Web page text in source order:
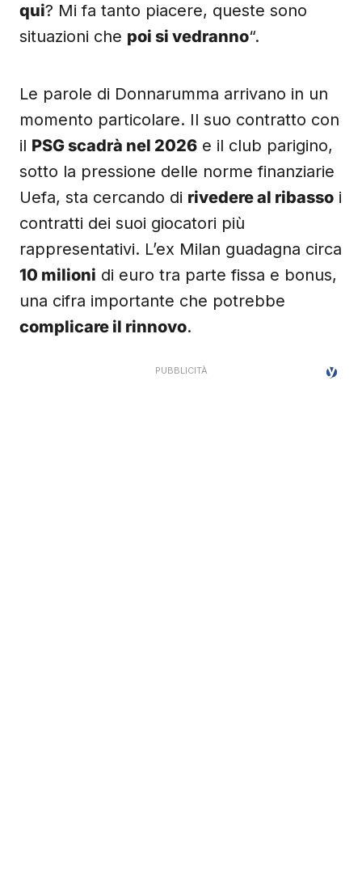
qui? Mi fa tanto piacere, queste sono
situazioni che poi si vedranno“.
Le parole di Donnarumma arrivano in un
momento particolare. Il suo contratto con
il PSG scadrà nel 2026 e il club parigino,
sotto la pressione delle norme finanziarie
Uefa, sta cercando di rivedere al ribasso i
contratti dei suoi giocatori più
rappresentativi. L’ex Milan guadagna circa
10 milioni di euro tra parte fissa e bonus,
una cifra importante che potrebbe
complicare il rinnovo.